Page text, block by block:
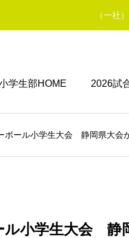
（一社
学生部HOME 2026試
ボール小学生大会 静岡県大会
ル小学生大会 静